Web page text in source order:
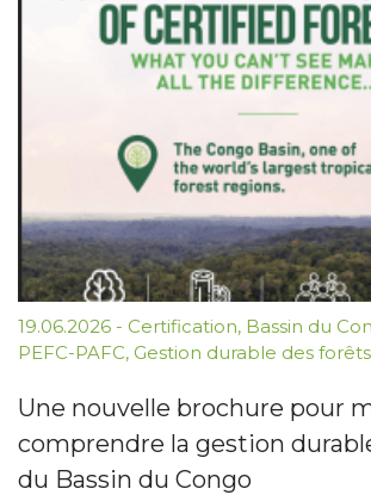
19.06.2026 - Certification, Bassin du
PEFC-PAFC, Gestion durable des forêts
Une nouvelle brochure pour
comprendre la gestion
du Bassin du Congo